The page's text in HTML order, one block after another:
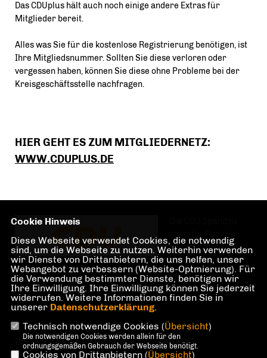
Das CDUplus hält auch noch einige andere Extras für
Mitglieder bereit.
Alles was Sie für die kostenlose Registrierung benötigen, ist
Ihre Mitgliedsnummer. Sollten Sie diese verloren oder
vergessen haben, können Sie diese ohne Probleme bei der
Kreisgeschäftsstelle nachfragen.
HIER GEHT ES ZUM MITGLIEDERNETZ:
WWW.CDUPLUS.DE
Investitionen und
Teilhabe im und am
Berliner Bezirk
Spandau.
IMPRESSUM DATENSCHUTZ KONTAKT
Cookie Hinweis
Diese Webseite verwendet Cookies, die notwendig
sind, um die Webseite zu nutzen. Weiterhin verwenden
wir Dienste von Drittanbietern, die uns helfen, unser
Webangebot zu verbessern (Website-Optmierung). Für
die Verwendung bestimmter Dienste, benötigen wir
Ihre Einwilligung. Ihre Einwilligung können Sie jederzeit
widerrufen. Weitere Informationen finden Sie in
unserer Datenschutzerklärung.
Technisch notwendige Cookies (Übersicht)
Die notwendigen Cookies werden allein für den
ordnungsgemäßen Gebrauch der Webseite benötigt.
Cookies von Drittanbietern (Übersicht)